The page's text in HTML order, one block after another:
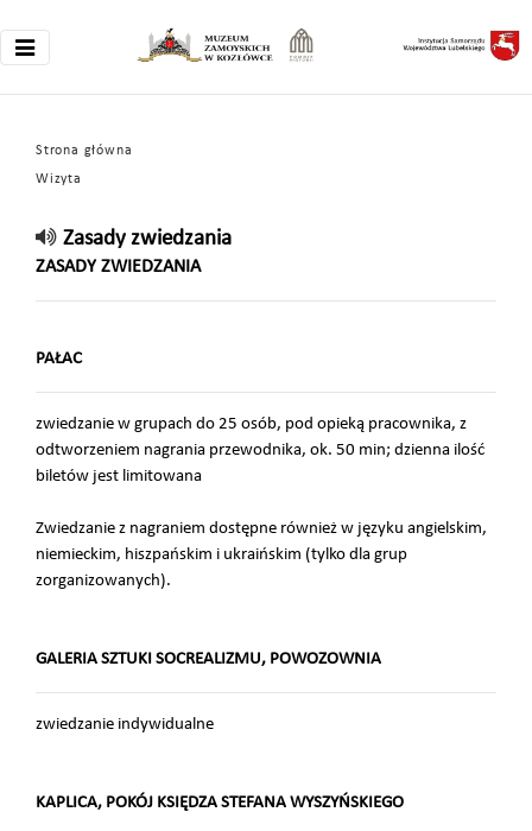
Strona główna
Wizyta
Zasady zwiedzania
ZASADY ZWIEDZANIA
PAŁAC
zwiedzanie w grupach do 25 osób, pod opieką pracownika, z
odtworzeniem nagrania przewodnika, ok. 50 min; dzienna ilość
biletów jest limitowana
Zwiedzanie z nagraniem dostępne również w języku angielskim,
niemieckim, hiszpańskim i ukraińskim (tylko dla grup
zorganizowanych).
GALERIA SZTUKI SOCREALIZMU, POWOZOWNIA
zwiedzanie indywidualne
KAPLICA, POKÓJ KSIĘDZA STEFANA WYSZYŃSKIEGO